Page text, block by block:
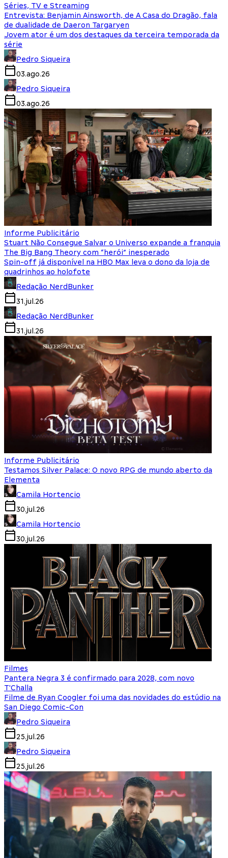
Séries, TV e Streaming
Entrevista: Benjamin Ainsworth, de A Casa do Dragão, fala
de dualidade de Daeron Targaryen
Jovem ator é um dos destaques da terceira temporada da
série
Pedro Siqueira
03.ago.26
Pedro Siqueira
03.ago.26
Informe Publicitário
Stuart Não Consegue Salvar o Universo expande a franquia
The Big Bang Theory com “herói” inesperado
Spin-off já disponível na HBO Max leva o dono da loja de
quadrinhos ao holofote
Redação NerdBunker
31.jul.26
Redação NerdBunker
31.jul.26
Informe Publicitário
Testamos Silver Palace: O novo RPG de mundo aberto da
Elementa
Camila Hortencio
30.jul.26
Camila Hortencio
30.jul.26
Filmes
Pantera Negra 3 é confirmado para 2028, com novo
T'Challa
Filme de Ryan Coogler foi uma das novidades do estúdio na
San Diego Comic-Con
Pedro Siqueira
25.jul.26
Pedro Siqueira
25.jul.26